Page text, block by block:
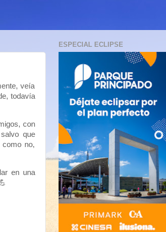
veía
todavía
con
que
no,
en una
ESPECIAL ECLIPSE